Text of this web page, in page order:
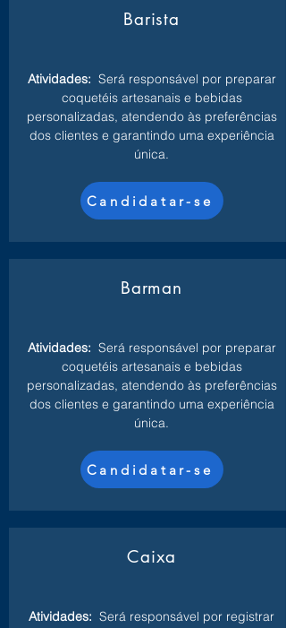
Barista
Atividades: Será responsável por preparar
coquetéis artesanais e bebidas
personalizadas, atendendo às preferências
dos clientes e garantindo uma experiência
única.
Candidatar-se
Barman
Atividades: Será responsável por preparar
coquetéis artesanais e bebidas
personalizadas, atendendo às preferências
dos clientes e garantindo uma experiência
única.
Candidatar-se
Caixa
Atividades: Será responsável por registrar